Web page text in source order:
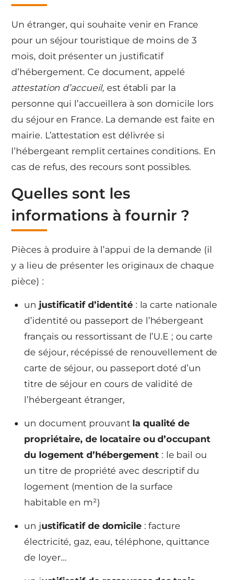
Un étranger, qui souhaite venir en France
pour un séjour touristique de moins de 3
mois, doit présenter un justificatif
d’hébergement. Ce document, appelé
attestation d’accueil, est établi par la
personne qui l’accueillera à son domicile lors
du séjour en France. La demande est faite en
mairie. L’attestation est délivrée si
l’hébergeant remplit certaines conditions. En
cas de refus, des recours sont possibles.
Quelles sont les
informations à fournir ?
Pièces à produire à l’appui de la demande (il
y a lieu de présenter les originaux de chaque
pièce) :
un justificatif d’identité: la carte nationale
d’identité ou passeport de l’hébergeant
français ou ressortissant de l’U.E ; ou carte
de séjour, récépissé de renouvellement de
carte de séjour, ou passeport doté d’un
titre de séjour en cours de validité de
l’hébergeant étranger,
un document prouvant la qualité de
propriétaire, de locataire ou d’occupant
du logement d’hébergement : le bail ou
un titre de propriété avec descriptif du
logement (mention de la surface
habitable en m²)
un justificatif de domicile: facture
électricité, gaz, eau, téléphone, quittance
de loyer…